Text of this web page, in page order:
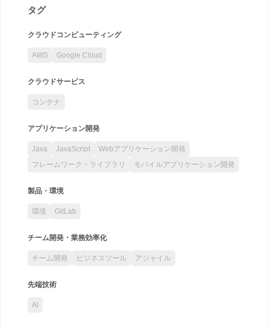
タグ
クラウドコンピューティング
AWS Google Cloud
クラウドサービス
コンテナ
アプリケーション開発
Java JavaScript
Webアプリケーション開発
フレームワーク・ライブラリ
モバイルアプリケーション開発
製品・環境
環境 GitLab
チーム開発・業務効率化
チーム開発 ビジネスツール アジャイル
先端技術
AI